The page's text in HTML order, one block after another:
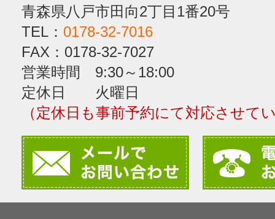
青森県八戸市田向2丁目1番20号
TEL： 0178-32-7016
FAX：0178-32-7027
営業時間 9:30～18:00
定休日 火曜日
（定休日も事前予約にて対応させて